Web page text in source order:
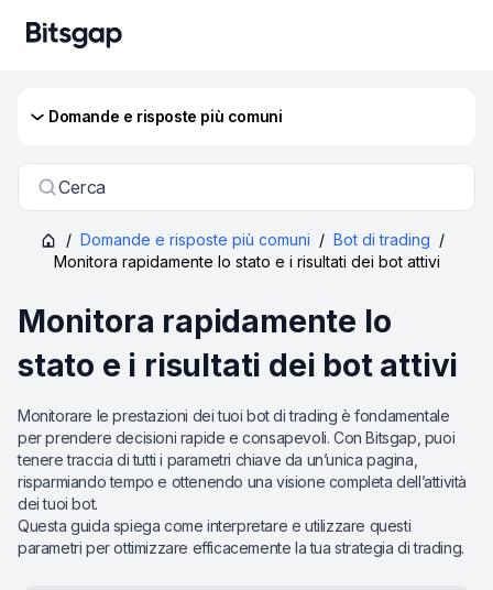
Domande e risposte più comuni
Cerca
/ Domande e risposte più comuni / Bot di trading /
Monitora rapidamente lo stato e i risultati dei bot attivi
Monitora rapidamente lo
stato e i risultati dei bot attivi
Monitorare le prestazioni dei tuoi bot di trading è fondamentale
per prendere decisioni rapide e consapevoli. Con Bitsgap, puoi
tenere traccia di tutti i parametri chiave da un’unica pagina,
risparmiando tempo e ottenendo una visione completa dell’attività
dei tuoi bot.
Questa guida spiega come interpretare e utilizzare questi
parametri per ottimizzare efficacemente la tua strategia di trading.